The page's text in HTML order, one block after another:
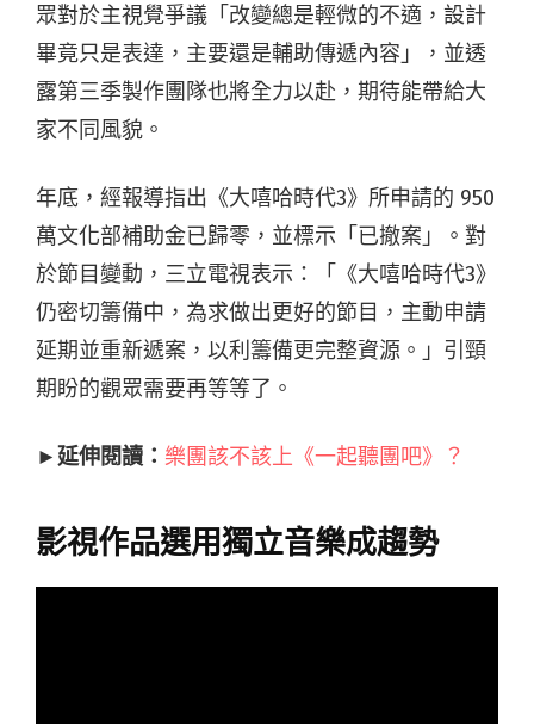
眾對於主視覺爭議「改變總是輕微的不適，設計
畢竟只是表達，主要還是輔助傳遞內容」，並透
露第三季製作團隊也將全力以赴，期待能帶給大
家不同風貌。
年底，經報導指出 《大嘻哈時代3》 所申請的 950
萬文化部補助金已歸零，並標示「已撤案」。對
於節目變動，三立電視表示：
「《大嘻哈時代3》
仍密切籌備中，為求做出更好的節目，主動申請
延期並重新遞案，以利籌備更完整資源。」引頸
期盼的觀眾需要再等等了。
►延伸閱讀： 樂團該不該上《一起聽團吧》？
影視作品選用獨立音樂成趨勢